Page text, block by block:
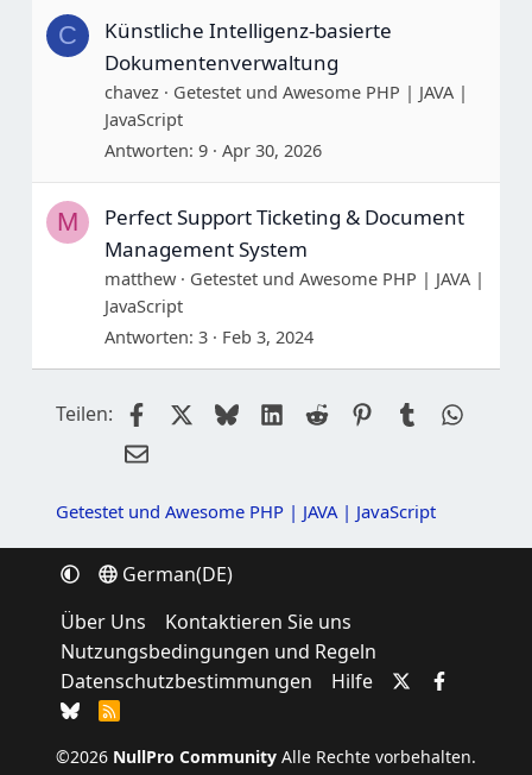
C
Künstliche Intelligenz-basierte
Dokumentenverwaltung
chavez
Getestet und Awesome PHP | JAVA |
JavaScript
Antworten 9 Apr 30, 2026
M
Perfect Support Ticketing & Document
Management System
matthew
Getestet und Awesome PHP | JAVA |
JavaScript
Antworten 3 Feb 3, 2024
Teilen: FacebookBlueskyLinkedIn
Reddit Pinterest
Tumblr
E-Mail
Getestet und Awesome PHP | JAVA | JavaScript
German(DE)
Über Uns
Kontaktieren Sie uns
Nutzungsbedingungen und Regeln
Datenschutzbestimmungen
Hilfe
R
S
©2026 NullPro Community Alle Rechte vorbehalten.